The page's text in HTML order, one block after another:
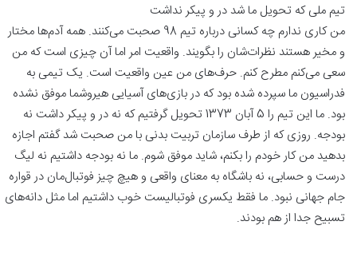
تیم ملی که تحویل ما شد در و پیکر نداشت
من کاری ندارم چه کسانی درباره تیم 98 صحبت می‌کنند. همه آدم‌ها مختار
و مخیر هستند نظرات‌شان را بگویند. واقعیت امر اما آن چیزی است که من
سعی می‌کنم مطرح کنم. حرف‌های من عین واقعیت است. یک تیمی به
فدراسیون ما سپرده شده بود که در بازی‌های آسیایی هیروشما موفق نشده
بود. ما این تیم را 5 آبان 1373 تحویل گرفتیم که نه در و پیکر داشت نه
بودجه. روزی که از طرف سازمان تربیت بدنی با من صحبت شد گفتم اجازه
بدهید من کار خودم را بکنم، شاید موفق شوم. ما نه بودجه داشتیم نه لیگ
درست و حسابی، نه باشگاه به معنای واقعی و هیچ چیز فوتبال‌مان در قواره
جام جهانی نبود. ما فقط یکسری فوتبالیست خوب داشتیم اما مثل دانه‌های
تسبیح جدا از هم بودند.